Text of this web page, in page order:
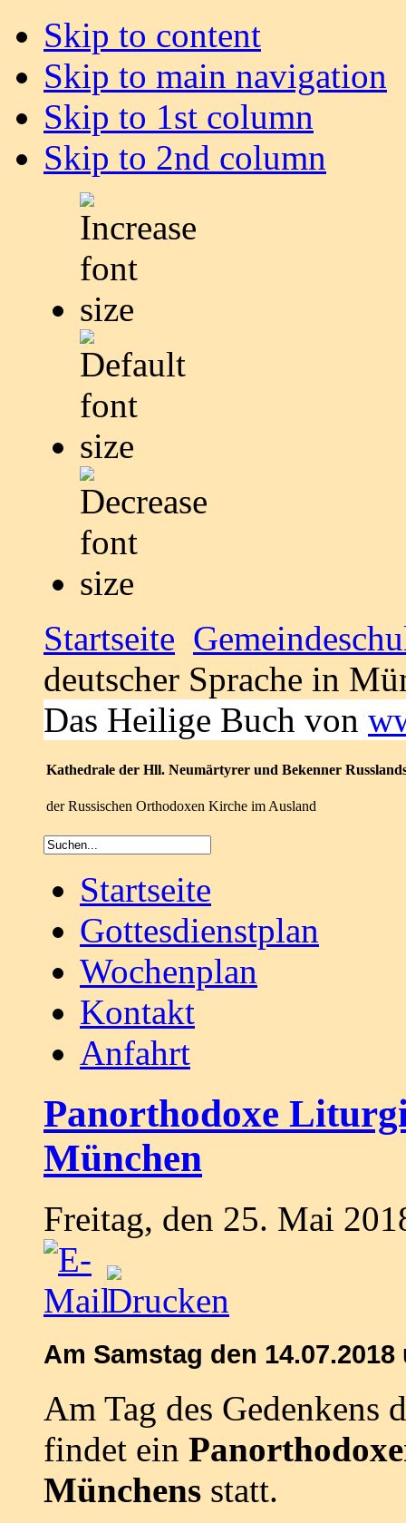
Skip to content
Skip to main navigation
Skip to 1st column
Skip to 2nd column
Startseite
deutscher Sprache in
Das Heilige Buch von
Kathedrale der Hll. Neumärtyrer und Bekenner
der Russischen Orthodoxen Kirche im Ausland
Startseite
Gottesdienstplan
Wochenplan
Kontakt
Anfahrt
Panorthodoxe
München
Freitag, den 25. Mai
Am Samstag den
Am Tag des Gedenkens
findet ein
Münchens statt.